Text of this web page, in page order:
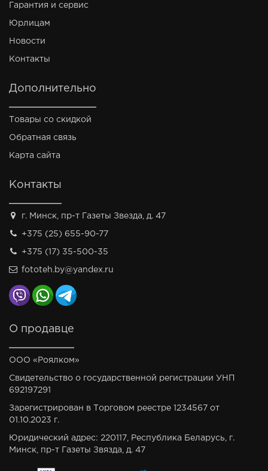
Гарантия и сервис
Юрлицам
Новости
Контакты
Дополнительно
Товары со скидкой
Обратная связь
Карта сайта
Контакты
г. Минск, пр-т Газеты Звезда, д. 47
+375 (25) 655-90-77
+375 (17) 35-500-35
fototeh.by@yandex.ru
О продавце
ООО «Роялком»
Свидетельство о государственной регистрации УНП
692197291
Зарегистрирован в Торговом реестре 1234567 от
01.10.2023 г.
Юридический адрес: 220117, Республика Беларусь, г.
Минск, пр-т Газеты Звязда, д. 47